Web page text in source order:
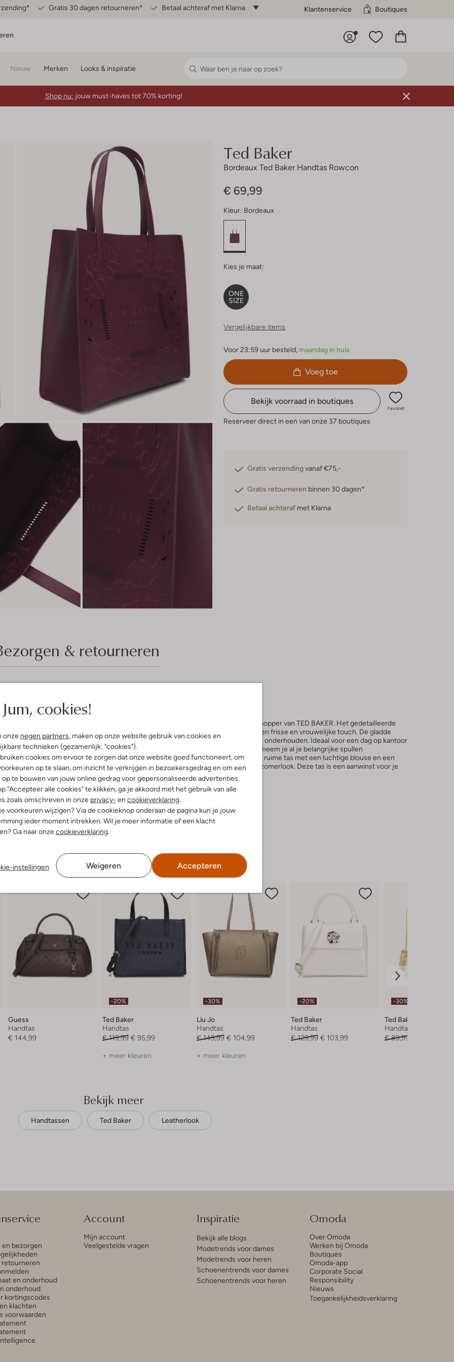
Gratis 30 dagen retourneren* Betaal achteraf met Klarna Klantenservice Boutiques
Jum, cookies!
onze negen partners, maken op onze website gebruik van cookies en
technieken (gezamenlijk: "cookies").
cookies om ervoor te zorgen dat onze website goed functioneert, om
op te slaan, om inzicht te verkrijgen in bezoekersgedrag en om een
op te bouwen van jouw online gedrag voor gepersonaliseerde advertenties.
"Accepteer alle cookies" te klikken, ga je akkoord met het gebruik van alle
zoals omschreven in onze privacy- en cookieverklaring.
voorkeuren wijzigen? Via de cookieknop onderaan de pagina kun je jouw
ieder moment intrekken. Wil je meer informatie of een klacht
Ga naar onzecookieverklaring.
instellingen Weigeren Accepteren
Nieuw Merken Looks & inspiratie
Shop nu: jouw must-haves tot 70% korting!
Ted Baker
Bordeaux Ted Baker Handtas Rowcon
€ 69,99
Kleur: Bordeaux
Kies je maat:
ONE
SIZE
Vergelijkbare items
Voor 23:59 uur besteld, maandag in huis
Voeg toe
Bekijk voorraad in boutiques
Favoriet
Reserveer direct in een van onze 37 boutiques
Gratis verzendingvanaf €75,-
Gratis retourneren binnen 30 dagen*
Betaal achteraf met Klarna
& retourneren
& Pasvorm
Leatherlook
Textiel
35 X 13 X 35
Nee
Maak je outfit compleet met de ROWCON shopper van TED BAKER. Het gedetailleerde
bloemenmotief geeft de bordeauxrode tas een frisse en vrouwelijke touch. De gladde
buitenkant voelt prettig aan en is makkelijk te onderhouden. Ideaal voor een dag op kantoor
of een gezellige brunch met vriendinnen. Zo neem je al je belangrijke spullen
georganiseerd en stijlvol mee. Combineer de ruime tas met een luchtige blouse en een
linnen pantalon voor een verfijnde lente- en zomerlook. Deze tas is een aanwinst voor je
Guess
Handtas
€ 144,99
-20%
Ted Baker
Handtas
€ 119,99 € 95,99
+ meer kleuren
-30%
Liu Jo
Handtas
€ 149,99 € 104,99
+ meer kleuren
-20%
Ted Baker
Handtas
€ 129,99 € 103,99
-30%
Ted Baker
Handtas
€ 89,99
Bekijk meer
Handtassen Ted Baker Leatherlook
en bezorgen
retourneren
en onderhoud
onderhoud
kortingscodes
klachten
voorwaarden
Account
Mijn account
Veelgestelde vragen
Inspiratie
Bekijk alle blogs
Modetrends voor dames
Modetrends voor heren
Schoenentrends voor dames
Schoenentrends voor heren
Omoda
Over Omoda
Werken bij Omoda
Boutiques
Omoda-app
Corporate Social
Responsibility
Nieuws
Toegankelijkheidsverklaring